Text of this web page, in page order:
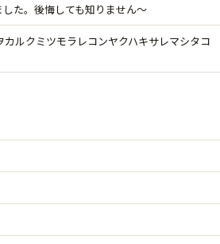
た。後悔しても知りません〜
ルクミツモラレコンヤクハキサレマシタコ